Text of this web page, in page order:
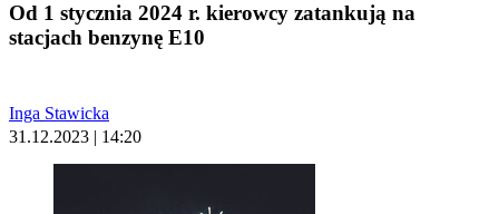
Od 1 stycznia 2024 r. kierowcy zatankują na
stacjach benzynę E10
Inga Stawicka
31.12.2023 | 14:20